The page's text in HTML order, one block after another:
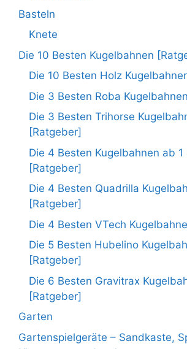
Basteln
Knete
Die 10 Besten Kugelbahnen
Die 10 Besten Holz
Die 3 Besten Roba
Die 3 Besten Trihorse
[Ratgeber]
Die 4 Besten Kugelbahnen ab 1
[Ratgeber]
Die 4 Besten Quadrilla
[Ratgeber]
Die 4 Besten VTech
Die 5 Besten Hubelino
[Ratgeber]
Die 6 Besten Gravitrax
[Ratgeber]
Garten
Gartenspielgeräte – Sandkaste,